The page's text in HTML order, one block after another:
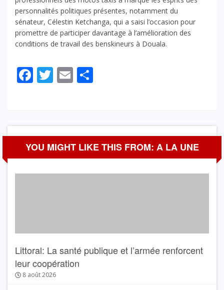
personnalités politiques présentes, notamment du
sénateur, Célestin Ketchanga, qui a saisi l’occasion pour
promettre de participer davantage à l’amélioration des
conditions de travail des benskineurs à Douala.
Facebook
Twitter
Email
YOU MIGHT LIKE THIS FROM: A LA UNE
Littoral: La santé publique et l’armée renforcent
leur coopération
8 août 2026